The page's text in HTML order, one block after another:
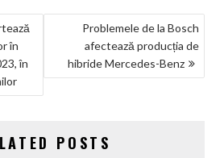
în
în
Problemele de la Bosch
afectează producția de
hibride Mercedes-Benz
POSTS